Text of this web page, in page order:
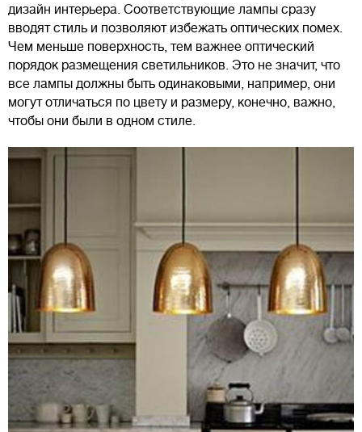
дизайн интерьера. Соответствующие лампы сразу
вводят стиль и позволяют избежать оптических помех.
Чем меньше поверхность, тем важнее оптический
порядок размещения светильников. Это не значит, что
все лампы должны быть одинаковыми, например, они
могут отличаться по цвету и размеру, конечно, важно,
чтобы они были в одном стиле.